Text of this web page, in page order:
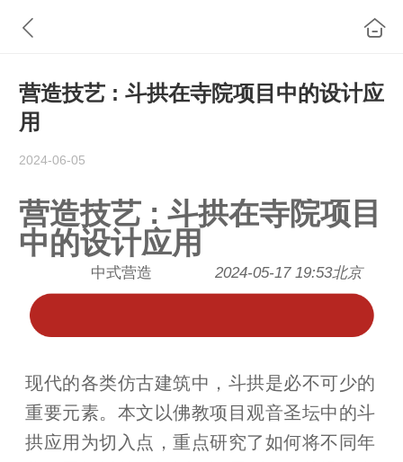
营造技艺 : 斗拱在寺院项目中的设计应
用
2024-06-05
营造技艺 : 斗拱在寺院项目
中的设计应用
中式营造 2024-05-17 19:53北京
现代的各类仿古建筑中，斗拱是必不可少的
重要元素。本文以佛教项目观音圣坛中的斗
拱应用为切入点，重点研究了如何将不同年